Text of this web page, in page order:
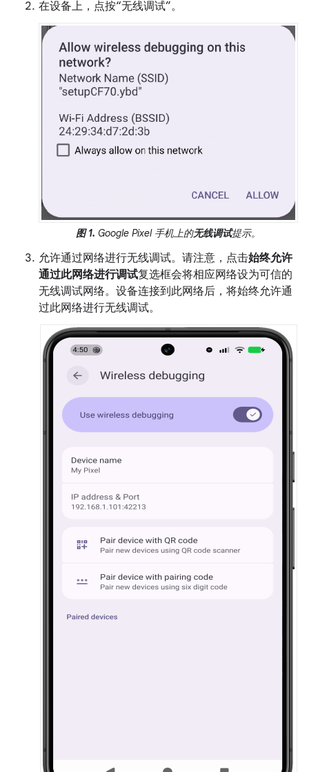
在设备上，点按“无线调试”。
图 1. Google Pixel 手机上的无线调试提示。
允许通过网络进行无线调试。请注意，点击始终允许
通过此网络进行调试复选框会将相应网络设为可信的
无线调试网络。设备连接到此网络后，将始终允许通
过此网络进行无线调试。